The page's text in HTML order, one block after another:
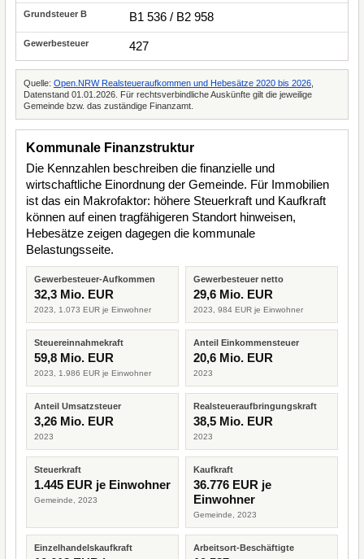
B1 536 / B2 958
427
Quelle: Open.NRW Realsteueraufkommen und Hebesätze 2020 bis 2026
Datenstand 01.01.2026. Für rechtsverbindliche Auskünfte gilt die jeweilige
Gemeinde bzw. das zuständige Finanzamt.
Kommunale Finanzstruktur
Die Kennzahlen beschreiben die finanzielle und
wirtschaftliche Einordnung der Gemeinde. Für Immobilien
ist das ein Makrofaktor: höhere Steuerkraft und Kaufkraft
können auf einen tragfähigeren Standort hinweisen,
Hebesätze zeigen dagegen die kommunale
Belastungsseite.
Gewerbesteuer-Aufkommen
32,3 Mio. EUR
2023, 1.073 EUR je Einwohner
Gewerbesteuer netto
29,6 Mio. EUR
2023, 984 EUR je Einwohner
Steuereinnahmekraft
59,8 Mio. EUR
2023, 1.986 EUR je Einwohner
Anteil Einkommensteuer
20,6 Mio. EUR
2023
Anteil Umsatzsteuer
3,26 Mio. EUR
2023
Realsteueraufbringungskraft
38,5 Mio. EUR
2023
Steuerkraft
1.445 EUR je Einwohner
Gemeinde, 2023
Kaufkraft
36.776 EUR je
Einwohner
Gemeinde, 2023
Einzelhandelskaufkraft Arbeitsort-Beschäftigte